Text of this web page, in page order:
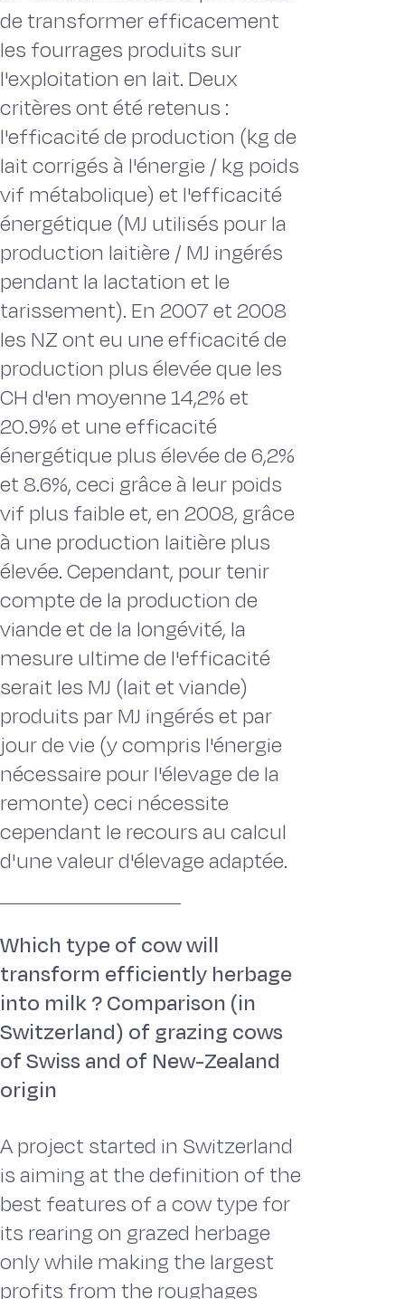
de transformer efficacement
les fourrages produits sur
l'exploitation en lait. Deux
critères ont été retenus :
l'efficacité de production (kg de
lait corrigés à l'énergie / kg poids
vif métabolique) et l'efficacité
énergétique (MJ utilisés pour la
production laitière / MJ ingérés
pendant la lactation et le
tarissement). En 2007 et 2008
les NZ ont eu une efficacité de
production plus élevée que les
CH d'en moyenne 14,2% et
20.9% et une efficacité
énergétique plus élevée de 6,2%
et 8.6%, ceci grâce à leur poids
vif plus faible et, en 2008, grâce
à une production laitière plus
élevée. Cependant, pour tenir
compte de la production de
viande et de la longévité, la
mesure ultime de l'efficacité
serait les MJ (lait et viande)
produits par MJ ingérés et par
jour de vie (y compris l'énergie
nécessaire pour l'élevage de la
remonte) ceci nécessite
cependant le recours au calcul
d'une valeur d'élevage adaptée.
Which type of cow will
transform efficiently herbage
into milk ? Comparison (in
Switzerland) of grazing cows
of Swiss and of New-Zealand
origin
A project started in Switzerland
is aiming at the definition of the
best features of a cow type for
its rearing on grazed herbage
only while making the largest
profits from the roughages